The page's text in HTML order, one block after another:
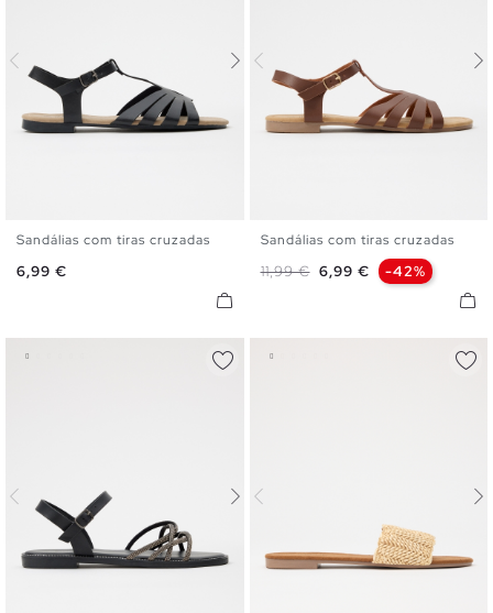
35 36 37 38 39
Sandálias com tiras cruzadas
Preço
6,99 €
35 36 37 38 39
41
Sandálias com tiras cruzadas
Preço normal
11,99 € Preço
6,99 € -42%